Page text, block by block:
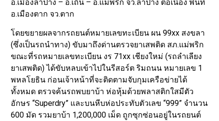
อ.เมืองลำปาง – อ.เถิน – อ.แม่พริก จว.ลำปาง ต่อเนื่อง พื้นที่
อ.เมืองตาก จว.ตาก
โดยขยายผลจากรถยนต์หมายเลขทะเบียน ผน 99xx สงขลา
(ซึ่งเป็นรถนำทาง) ขับมาถึงด่านตรวจยาเสพติด สภ.แม่พริก
ขณะที่รถหมายเลขทะเบียน งร 71xx เชียงใหม่ (รถลำเลียง
ยาเสพติด) ได้ขับหลบเข้าไปในรีสอร์ต ริมถนน หมายเลข 1
พหลโยธิน ก่อนเจ้าหน้าที่จะติดตามจับกุมเครือข่ายได้
ทั้งหมด ตรวจค้นรถพบยาบ้า ห่อหุ้มด้วยพลาสติกใสมีตัว
อักษร “Superdry” และบนหีบห่อประทับตัวเลข “999” จำนวน
600 มัด รวมยาบ้า 1,200,000 เม็ด ถูกซุกซ่อนอยู่ในรถยนต์